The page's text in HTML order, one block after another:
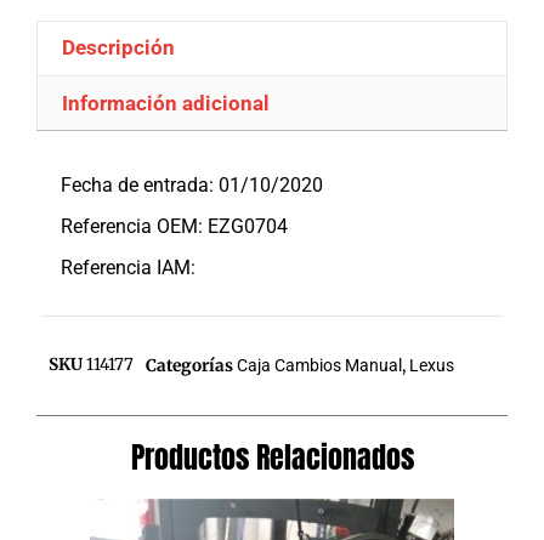
Descripción
Información adicional
Fecha de entrada: 01/10/2020
Referencia OEM: EZG0704
Referencia IAM:
SKU114177 CategoríasCaja Cambios Manual , Lexus
Productos Relacionados